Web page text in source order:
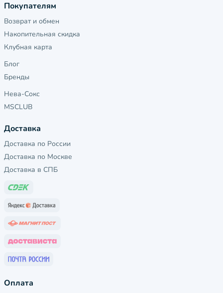
Покупателям
Возврат и обмен
Накопительная скидка
Клубная карта
Блог
Бренды
Нева-Сокс
MSCLUB
Доставка
Доставка по России
Доставка по Москве
Доставка в СПБ
Оплата